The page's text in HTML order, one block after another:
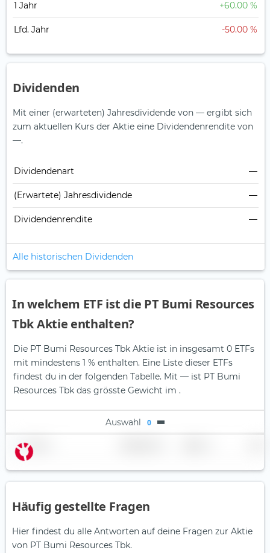
1 Jahr +60.00 %
Lfd. Jahr -50.00 %
Dividenden
Mit einer (erwarteten) Jahresdividende von — ergibt sich
zum aktuellen Kurs der Aktie eine Dividendenrendite von
—.
Dividendenart —
(Erwartete) Jahresdividende —
Dividendenrendite —
Alle historischen Dividenden
In welchem ETF ist die PT Bumi Resources
Tbk Aktie enthalten?
Die PT Bumi Resources Tbk Aktie ist in insgesamt 0 ETFs
mit mindestens 1 % enthalten. Eine Liste dieser ETFs
findest du in der folgenden Tabelle. Mit — ist PT Bumi
Resources Tbk das grösste Gewicht im .
Auswahl 0
Name
Häufig gestellte Fragen
Hier findest du alle Antworten auf deine Fragen zur Aktie
von PT Bumi Resources Tbk.